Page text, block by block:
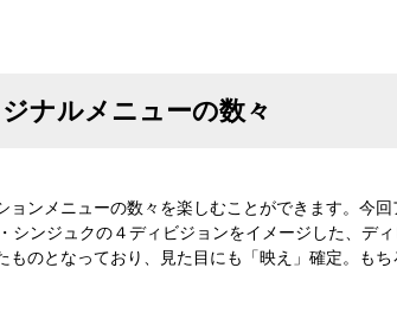
ナルメニューの数々
ンメニューの数々を楽しむことができます。今
ンジュクの４ディビジョンをイメージした、デ
のとなっており、見た目にも「映え」確定。もち